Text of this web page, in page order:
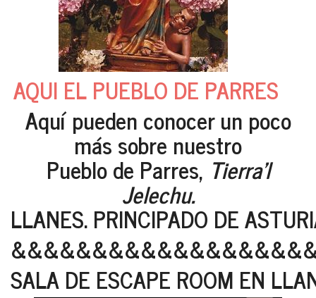
AQUI EL PUEBLO DE PARRES
Aquí pueden conocer un poco
más sobre nuestro
Pueblo de Parres, Tierra'l
Jelechu.
LLANES. PRINCIPADO DE
SALA DE ESCAPE ROOM EN